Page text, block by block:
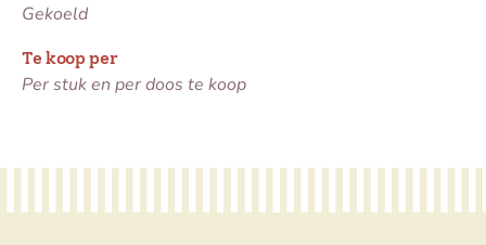
Gekoeld
Te koop per
Per stuk en per doos te koop